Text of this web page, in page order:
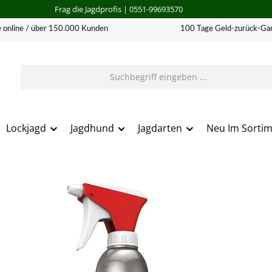
Frag die Jagdprofis| 0551-99693570
online / über 150.000 Kunden 100 Tage Geld-zurück-
Lockjagd Jagdhund Jagdarten Neu Im